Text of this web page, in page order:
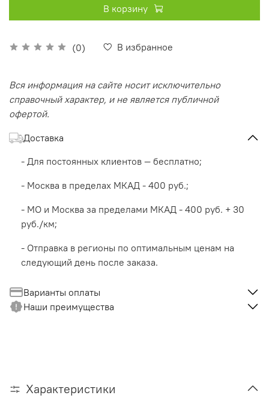
(0) В избранное
В корзину
Вся информация на сайте носит исключительно
справочный характер, и не является публичной
офертой.
Доставка
- Для постоянных клиентов — бесплатно;
- Москва в пределах МКАД - 400 руб.;
- МО и Москва за пределами МКАД - 400 руб. + 30
руб./км;
- Отправка в регионы по оптимальным ценам на
следующий день после заказа.
Варианты оплаты
Наши преимущества
Характеристики